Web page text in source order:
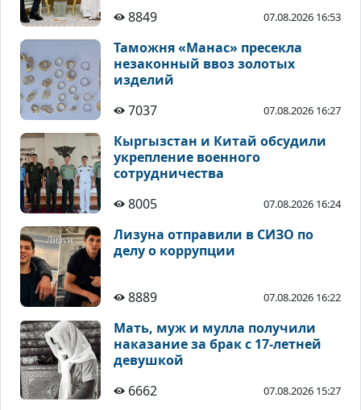
8849
07.08.2026 16:53
Таможня «Манас» пресекла
незаконный ввоз золотых
изделий
7037
07.08.2026 16:27
Кыргызстан и Китай обсудили
укрепление военного
сотрудничества
8005
07.08.2026 16:24
Лизуна отправили в СИЗО по
делу о коррупции
8889 07.08.2026 16:22
Мать, муж и мулла получили
наказание за брак с 17-летней
девушкой
6662
07.08.2026 15:27